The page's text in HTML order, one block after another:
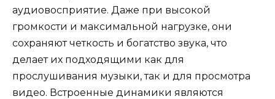
аудиовосприятие. Даже при высокой
громкости и максимальной нагрузке, они
сохраняют четкость и богатство звука, что
делает их подходящими как для
прослушивания музыки, так и для просмотра
видео. Встроенные динамики являются